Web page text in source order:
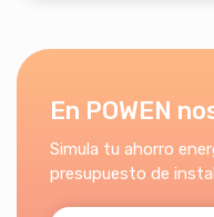
En POWEN
Simula tu ahorro
presupuesto de